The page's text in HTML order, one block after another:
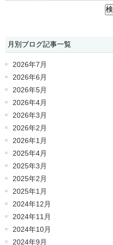
月別ブログ記事一覧
2026年7月
2026年6月
2026年5月
2026年4月
2026年3月
2026年2月
2026年1月
2025年4月
2025年3月
2025年2月
2025年1月
2024年12月
2024年11月
2024年10月
2024年9月